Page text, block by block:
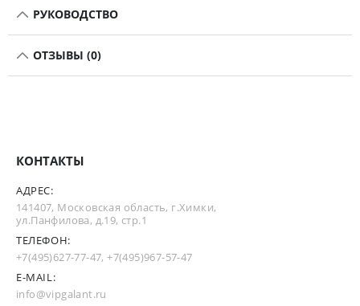
РУКОВОДСТВО
ОТЗЫВЫ (0)
КОНТАКТЫ
АДРЕС:
141407, Московская область, г.Химки,
ул.Панфилова, д.19, стр.1
ТЕЛЕФОН:
+7(495)627-77-47,+7(495)967-57-47
E-MAIL:
info@vipgalant.ru